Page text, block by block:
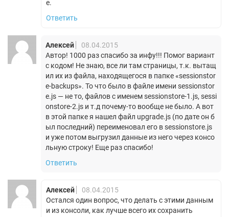
е.
Ответить
Алексей
08.04.2015
Автор! 1000 раз спасибо за инфу!!! Помог вариант
с кодом! Не знаю, все ли там страницы, т.к. вытащ
ил их из файла, находящегося в папке «sessionstor
e-backups». То что было в файле имени sessionstor
e.js — не то, файлов с именем sessionstore-1.js, sessi
onstore-2.js и т.д почему-то вообще не было. А вот
в этой папке я нашел файл upgrade.js (по дате он б
ыл последний) переименовал его в sessionstore.js
и уже потом выгрузил данные из него через консо
льную строку! Еще раз спасибо!
Ответить
Алексей
08.04.2015
Остался один вопрос, что делать с этими данным
и из консоли, как лучше всего их сохранить